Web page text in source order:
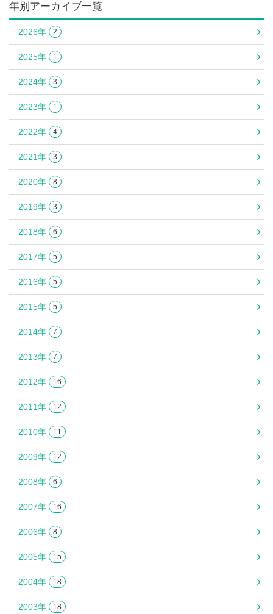
年別アーカイブ一覧
2026年 2
2025年 1
2024年 3
2023年 1
2022年 4
2021年 3
2020年 8
2019年 3
2018年 6
2017年 5
2016年 5
2015年 5
2014年 7
2013年 7
2012年 16
2011年 12
2010年 11
2009年 12
2008年 6
2007年 16
2006年 8
2005年 15
2004年 18
2003年 18